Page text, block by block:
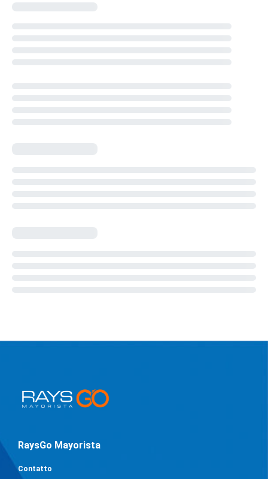
RaysGo Mayorista
Contatto